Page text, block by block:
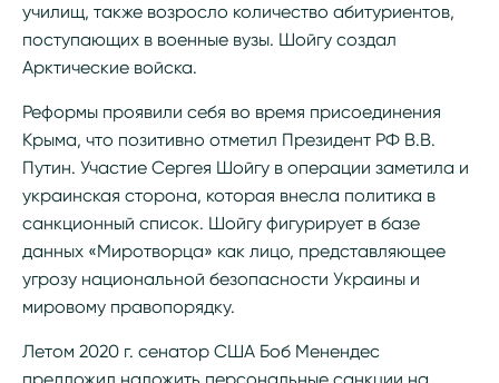
училищ, также возросло количество абитуриентов,
поступающих в военные вузы. Шойгу создал
Арктические войска.
Реформы проявили себя во время присоединения
Крыма, что позитивно отметил Президент РФ В.В.
Путин. Участие Сергея Шойгу в операции заметила и
украинская сторона, которая внесла политика в
санкционный список. Шойгу фигурирует в базе
данных «Миротворца» как лицо, представляющее
угрозу национальной безопасности Украины и
мировому правопорядку.
Летом 2020 г. сенатор США Боб Менендес